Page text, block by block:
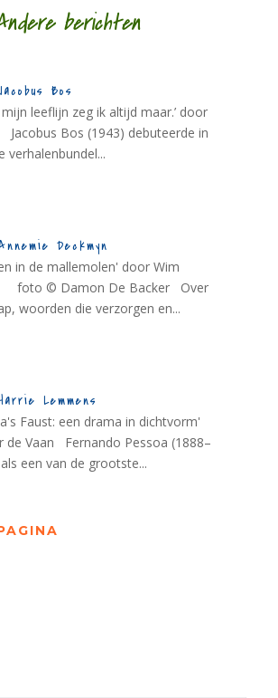
berichten
Bos
mijn leeflijn zeg ik altijd maar.’ door
Bos (1943) debuteerde in
verhalenbundel...
Deckmyn
in de mallemolen' door Wim
foto © Damon De Backer Over
woorden die verzorgen en...
Lemmens
Faust: een drama in dichtvorm'
de Vaan Fernando Pessoa (1888–
een van de grootste...